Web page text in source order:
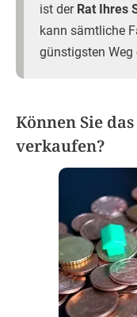
ist der Rat Ihres
kann sämtliche
günstigsten Weg
Können Sie
verkaufen?